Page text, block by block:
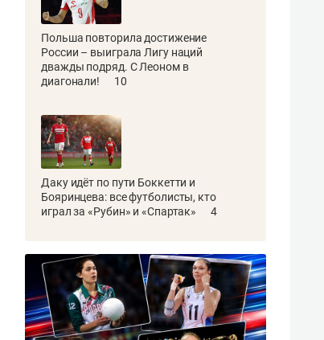
Польша повторила достижение
России – выиграла Лигу наций
дважды подряд. С Леоном в
диагонали!
10
Даку идёт по пути Боккетти и
Бояринцева: все футболисты, кто
играл за «Рубин» и «Спартак»
4